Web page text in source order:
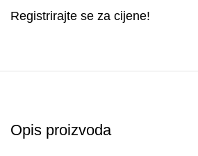
Registrirajte se za cijene!
Opis proizvoda